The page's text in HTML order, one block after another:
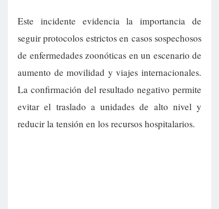
Este incidente evidencia la importancia de
seguir protocolos estrictos en casos sospechosos
de enfermedades zoonóticas en un escenario de
aumento de movilidad y viajes internacionales.
La confirmación del resultado negativo permite
evitar el traslado a unidades de alto nivel y
reducir la tensión en los recursos hospitalarios.